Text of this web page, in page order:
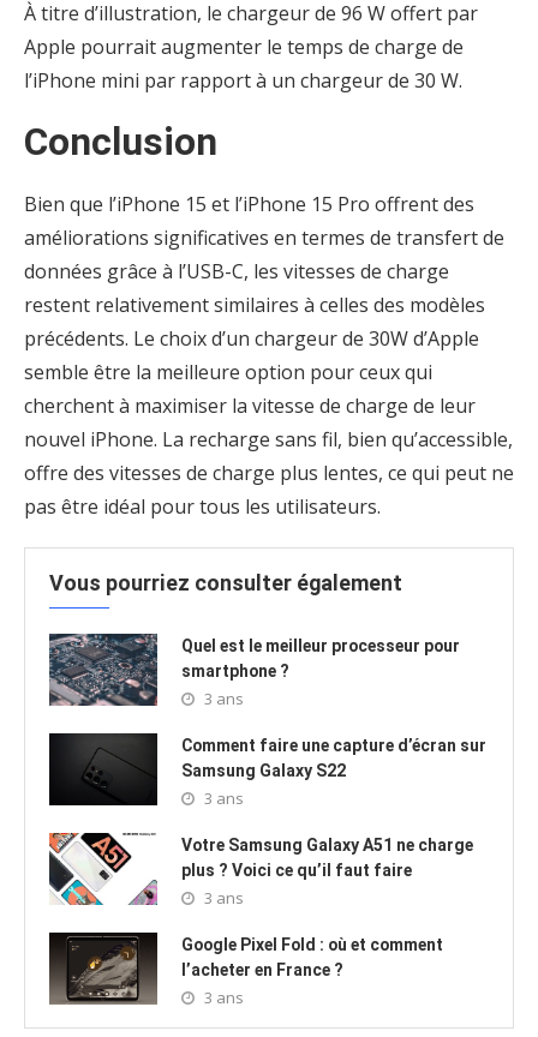
À titre d’illustration, le chargeur de 96 W offert par
Apple pourrait augmenter le temps de charge de
l’iPhone mini par rapport à un chargeur de 30 W.
Conclusion
Bien que l’iPhone 15 et l’iPhone 15 Pro offrent des
améliorations significatives en termes de transfert de
données grâce à l’USB-C, les vitesses de charge
restent relativement similaires à celles des modèles
précédents. Le choix d’un chargeur de 30W d’Apple
semble être la meilleure option pour ceux qui
cherchent à maximiser la vitesse de charge de leur
nouvel iPhone. La recharge sans fil, bien qu’accessible,
offre des vitesses de charge plus lentes, ce qui peut ne
pas être idéal pour tous les utilisateurs.
Vous pourriez consulter également
Quel est le meilleur processeur pour
smartphone ?
3 ans
Comment faire une capture d’écran sur
Samsung Galaxy S22
3 ans
Votre Samsung Galaxy A51 ne charge
plus ? Voici ce qu’il faut faire
3 ans
Google Pixel Fold : où et comment
l’acheter en France ?
3 ans